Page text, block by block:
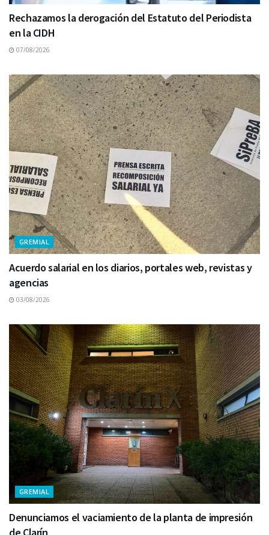
Rechazamos la derogación del Estatuto del Periodista
en la CIDH
07/08/2026
GREMIAL
Acuerdo salarial en los diarios, portales web, revistas y
agencias
03/08/2026
GREMIAL
Denunciamos el vaciamiento de la planta de impresión